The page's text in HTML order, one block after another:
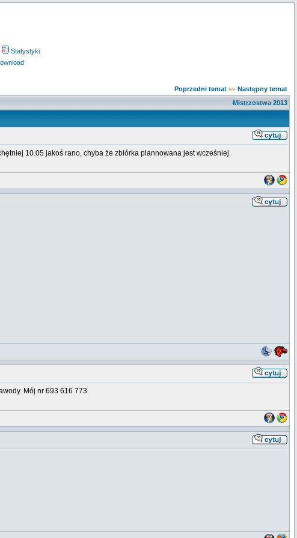
Statystyki
Poprzedni temat «» Następny temat
Mistrzostwa 2013
10.05 jakoś rano, chyba że zbiórka plannowana jest wcześniej.
Mój nr 693 616 773